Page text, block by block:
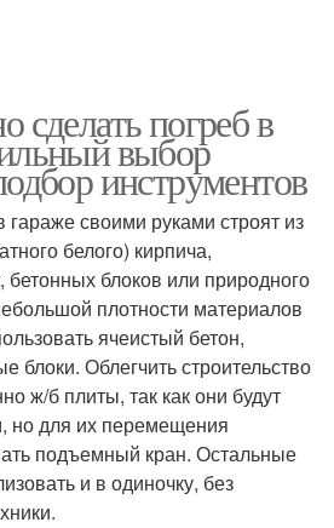
сделать погреб в
выбор
инструментов
своими руками строят из
белого) кирпича,
блоков или природного
плотности материалов
ячеистый бетон,
блоки. Облегчить строительство
ж/б плиты, так как они будут
но для их перемещения
подъемный кран. Остальные
и в одиночку, без